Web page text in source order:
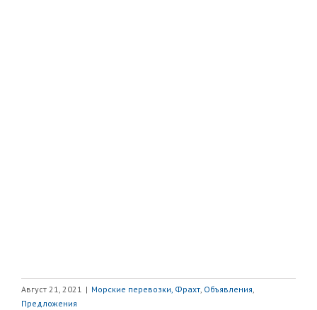
Август 21, 2021 | Морские перевозки, Фрахт, Объявления,
Предложения